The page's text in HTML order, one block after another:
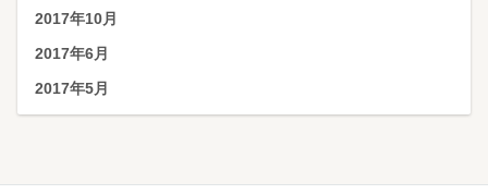
2017年10月
2017年6月
2017年5月